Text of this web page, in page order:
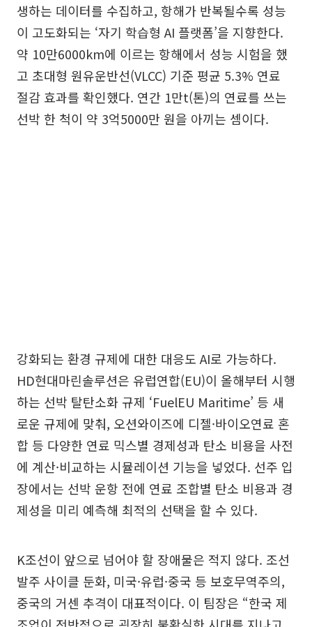
생하는 데이터를 수집하고, 항해가 반복될수록 성능
이 고도화되는 ‘자기 학습형 AI 플랫폼’을 지향한다.
약 10만6000km에 이르는 항해에서 성능 시험을 했
고 초대형 원유운반선(VLCC) 기준 평균 5.3% 연료
절감 효과를 확인했다. 연간 1만t(톤)의 연료를 쓰는
선박 한 척이 약 3억5000만 원을 아끼는 셈이다.
강화되는 환경 규제에 대한 대응도 AI로 가능하다.
HD현대마린솔루션은 유럽연합(EU)이 올해부터 시행
하는 선박 탈탄소화 규제 ‘FuelEU Maritime’ 등 새
로운 규제에 맞춰, 오션와이즈에 디젤·바이오연료 혼
합 등 다양한 연료 믹스별 경제성과 탄소 비용을 사전
에 계산·비교하는 시뮬레이션 기능을 넣었다. 선주 입
장에서는 선박 운항 전에 연료 조합별 탄소 비용과 경
제성을 미리 예측해 최적의 선택을 할 수 있다.
K조선이 앞으로 넘어야 할 장애물은 적지 않다. 조선
발주 사이클 둔화, 미국·유럽·중국 등 보호무역주의,
중국의 거센 추격이 대표적이다. 이 팀장은 “한국 제